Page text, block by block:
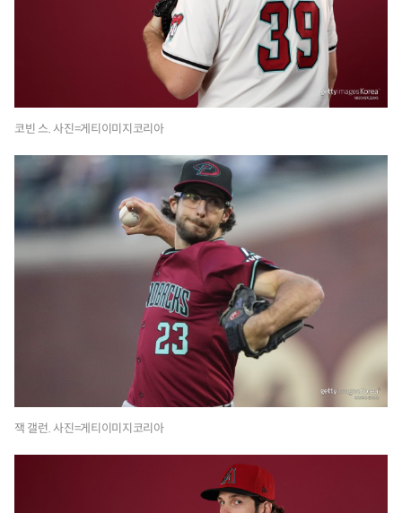
코빈 스. 사진=게티이미지코리아
잭 갤런. 사진=게티이미지코리아